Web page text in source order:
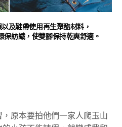
及鞋帶使用再生聚酯材料，
保紡織，使雙腳保持乾爽舒適。
，原本要拍他們一家人爬玉山